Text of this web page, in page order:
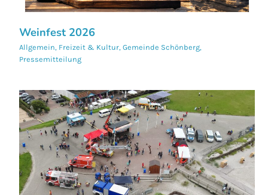
Weinfest 2026
Allgemein, Freizeit & Kultur,Gemeinde Schönberg,
Pressemitteilung